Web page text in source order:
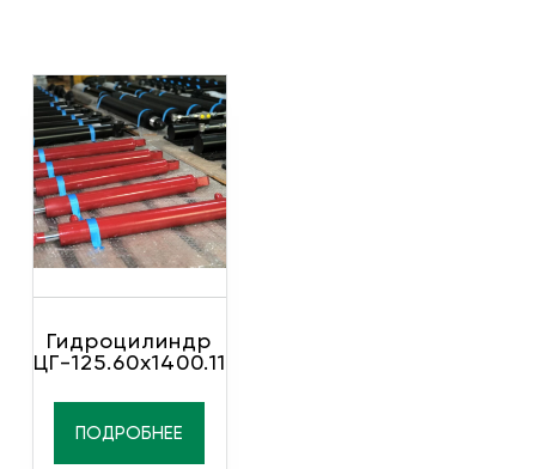
Гидроцилиндр
ЦГ-125.60х1400.11
ПОДРОБНЕЕ